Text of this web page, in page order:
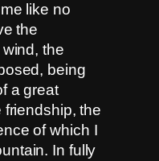
like no
the
the
being
a great
the
of which I
In fully